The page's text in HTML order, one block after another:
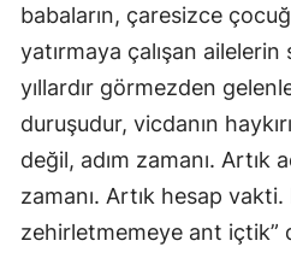
babaların, çaresizce
yatırmaya çalışan
yıllardır görmezden
duruşudur, vicdanın
değil, adım zamanı. Artık
zamanı. Artık hesap
zehirletmemeye ant içtik”